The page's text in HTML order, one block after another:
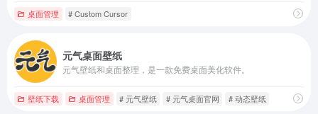
桌面管理 # Custom Cursor
元气桌面壁纸
元气壁纸和桌面整理，是一款免费桌面美化软件。
壁纸下载 桌面管理 # 元气壁纸 # 元气桌面官网 # 动态壁纸